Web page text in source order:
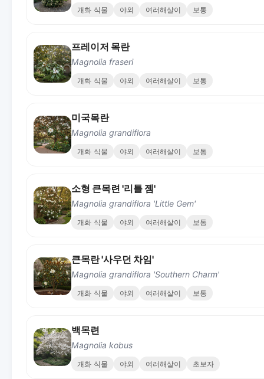
개화 식물 야외 여러해살이 보통
프레이저 목란
Magnolia fraseri
개화 식물 야외 여러해살이 보통
미국목란
Magnolia grandiflora
개화 식물 야외 여러해살이 보통
소형 큰목련 '리틀 젬'
Magnolia grandiflora 'Little Gem'
개화 식물 야외 여러해살이 보통
큰목란 '사우던 차임'
Magnolia grandiflora 'Southern Charm'
개화 식물 야외 여러해살이 보통
백목련
Magnolia kobus
개화 식물 야외 여러해살이 초보자